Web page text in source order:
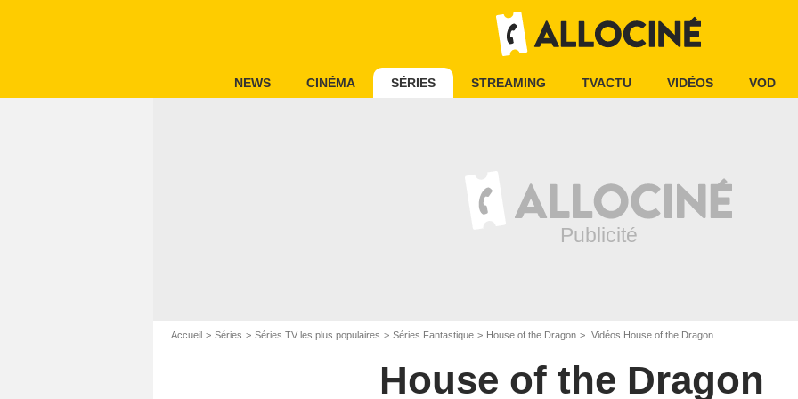
NEWS CINÉMA SÉRIES STREAMING TVACTU VIDÉOS VOD
Accueil Séries Séries TV les plus populaires Séries Fantastique House of the Dragon Vidéos House of the Dragon
House of the Dragon